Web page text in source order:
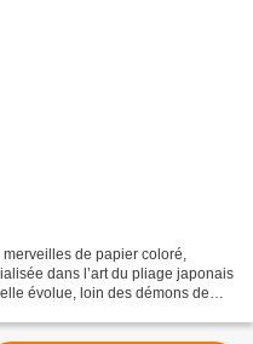
de papier coloré,
dans l’art du pliage japonais
évolue, loin des démons de